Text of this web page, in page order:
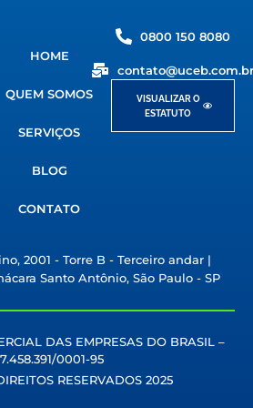
HOME
QUEM SOMOS
SERVIÇOS
BLOG
CONTATO
0800 150 8080
contato@uceb.com.br
VISUALIZAR O
ESTATUTO
2001 - Torre B - Terceiro andar |
Santo Antônio, São Paulo - SP
DAS EMPRESAS DO BRASIL –
0001-95
RESERVADOS 2025